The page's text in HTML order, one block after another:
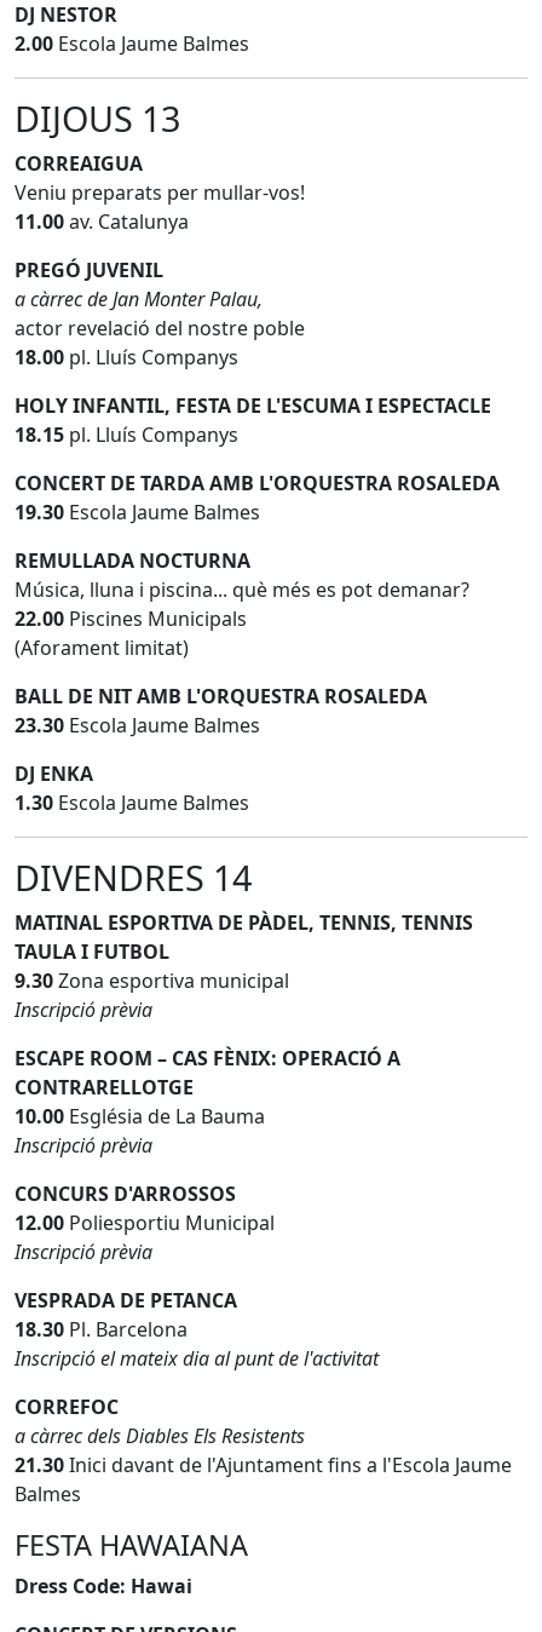
DJ NESTOR
2.00 Escola Jaume Balmes
DIJOUS 13
CORREAIGUA
Veniu preparats per mullar-vos!
11.00av. Catalunya
PREGÓ JUVENIL
a càrrec de Jan Monter Palau,
actor revelació del nostre poble
18.00 pl. Lluís Companys
HOLY INFANTIL, FESTA DE L'ESCUMA I ESPECTACLE
18.15 pl. Lluís Companys
CONCERT DE TARDA AMB L'ORQUESTRA ROSALEDA
19.30 Escola Jaume Balmes
REMULLADA NOCTURNA
Música, lluna i piscina... què més es pot demanar?
22.00 Piscines Municipals
(Aforament limitat)
BALL DE NIT AMB L'ORQUESTRA ROSALEDA
23.30 Escola Jaume Balmes
DJ ENKA
1.30 Escola Jaume Balmes
DIVENDRES 14
MATINAL ESPORTIVA DE PÀDEL, TENNIS, TENNIS
TAULA I FUTBOL
9.30Zona esportiva municipal
Inscripció prèvia
ESCAPE ROOM – CAS FÈNIX: OPERACIÓ A
CONTRARELLOTGE
10.00 Església de La Bauma
Inscripció prèvia
CONCURS D'ARROSSOS
12.00 Poliesportiu Municipal
Inscripció prèvia
VESPRADA DE PETANCA
18.30 Pl. Barcelona
Inscripció el mateix dia al punt de l'activitat
CORREFOC
a càrrec dels Diables Els Resistents
21.30Inici davant de l'Ajuntament fins a l'Escola Jaume
Balmes
FESTA HAWAIANA
Dress Code: Hawai